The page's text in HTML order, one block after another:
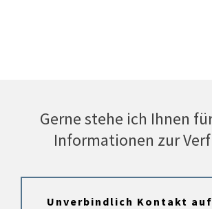
Gerne stehe ich Ihnen
Informationen zur
Unverbindlich Kontakt